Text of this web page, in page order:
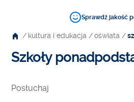
Sprawdź jakość
/ kultura i edukacja / oświata /
Szkoły
Posłuchaj